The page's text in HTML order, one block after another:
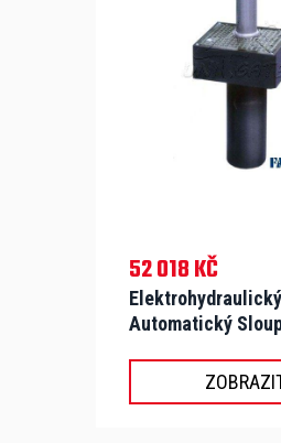
52 018 KČ
Automatický
500mm - CORAL